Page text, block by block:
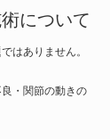
について
はありません。
・関節の動きの